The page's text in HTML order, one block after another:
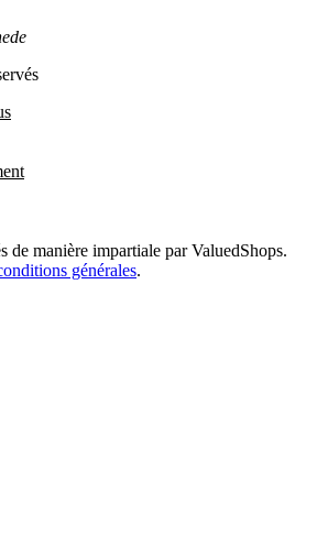
de manière impartiale parValuedShops.
générales.